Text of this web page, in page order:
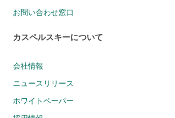
お問い合わせ窓口
カスペルスキーについて
会社情報
ニュースリリース
ホワイトペーパー